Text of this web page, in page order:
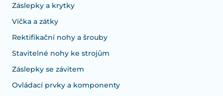
Záslepky a krytky
Víčka a zátky
Rektifikační nohy a šrouby
Stavitelné nohy ke strojům
Záslepky se závitem
Ovládací prvky a komponenty